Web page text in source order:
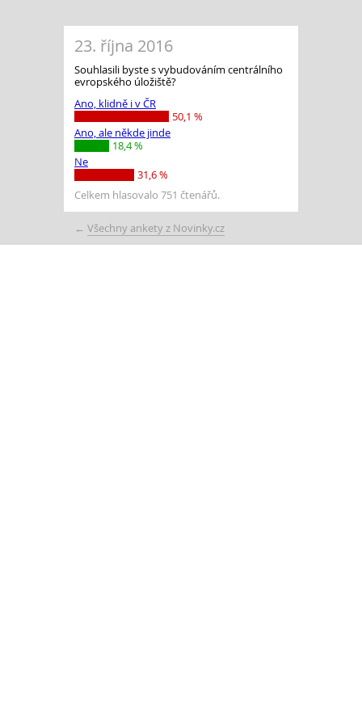
23. října 2016
Souhlasili byste s vybudováním centrálního
evropského úložiště?
Ano, klidně i v ČR
50,1 %
Ano, ale někde jinde
18,4 %
Ne
31,6 %
Celkem hlasovalo 751 čtenářů.
← Všechny ankety z Novinky.cz